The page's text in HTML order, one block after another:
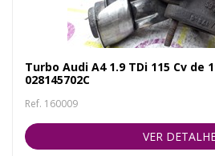
Turbo Audi A4 1.9 TDi 115 Cv de
028145702C
Ref. 160009
VER